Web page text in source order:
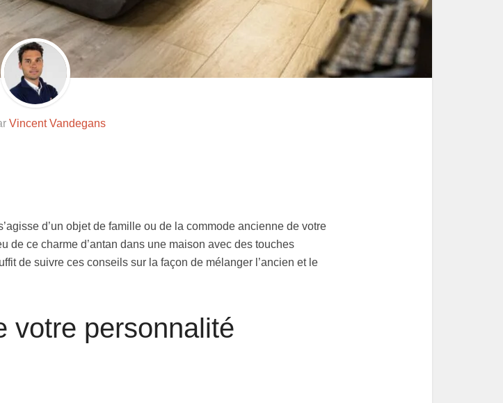
Vincent Vandegans
d’un objet de famille ou de la commode ancienne de votre
de ce charme d’antan dans une maison avec des touches
de suivre ces conseils sur la façon de mélanger l’ancien et le
votre personnalité